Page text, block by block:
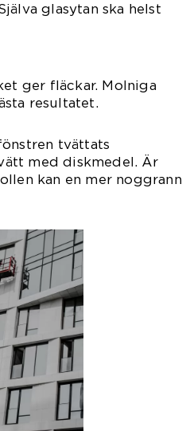
glasytan ska helst
ger fläckar. Molniga
resultatet.
tvättats
med diskmedel. Är
kan en mer noggrann